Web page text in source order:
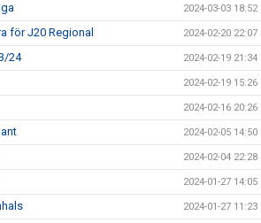
2024-03-03 18:52
för J20 Regional 2024-02-20 22:07
24 2024-02-19 21:34
2024-02-19 15:26
2024-02-16 20:26
2024-02-05 14:50
2024-02-04 22:28
2024-01-27 14:05
2024-01-27 11:23